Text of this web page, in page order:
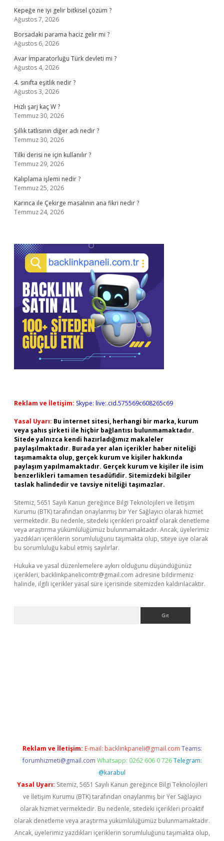
Kepeğe ne iyi gelir bitkisel çözüm ?
Ağustos 7, 2026
Borsadaki parama haciz gelir mi ?
Ağustos 6, 2026
Avar İmparatorluğu Türk devleti mi ?
Ağustos 4, 2026
4. sınıfta eşitlik nedir ?
Ağustos 3, 2026
Hızlı şarj kaç W ?
Temmuz 30, 2026
Şıllık tatlısının diğer adı nedir ?
Temmuz 30, 2026
Tilki derisi ne için kullanılır ?
Temmuz 29, 2026
Kalıplama işlemi nedir ?
Temmuz 25, 2026
Karınca ile Çekirge masalının ana fikri nedir ?
Temmuz 24, 2026
Reklam ve İletişim: Skype: live:.cid.575569c608265c69
Yasal Uyarı: Bu internet sitesi, herhangi bir marka, kurum
veya şahıs şirketi ile hiçbir bağlantısı bulunmamaktadır.
Sitede yalnızca kendi hazırladığımız makaleler
paylaşılmaktadır. Burada yer alan içerikler haber niteliği
taşımamakta olup, gerçek kurum ve kişiler hakkında
paylaşım yapılmamaktadır. Gerçek kurum ve kişiler ile isim
benzerlikleri tamamen tesadüfidir. Sitemizdeki bilgiler
taslak halindedir ve tavsiye niteliği taşımazlar.
Sitemiz, 5651 Sayılı Kanun gereğince Bilgi Teknolojileri ve İletişim
Kurumu (BTK) tarafından onaylanmış bir Yer Sağlayıcı olarak hizmet
vermektedir. Bu nedenle, sitedeki içerikleri proaktif olarak denetleme
veya araştırma yükümlülüğümüz bulunmamaktadır. Ancak, üyelerimiz
yazdıkları içeriklerin sorumluluğunu taşımakta olup, siteye üye olarak
bu sorumluluğu kabul etmiş sayılırlar.
Hukuka ve yasal düzenlemelere aykırı olduğunu düşündüğünüz
içerikleri, backlinkpanelicomtr@gmail.com adresine bildirmeniz
halinde, ilgili içerikler yasal süre içerisinde sitemizden kaldırılacaktır.
Reklam ve İletişim: E-mail: backlinkpaneli@gmail.com Teams:
forumhizmeti@gmail.com Whatsapp: 0262 606 0 726 Telegram:
@karabul
Yasal Uyarı: Sitemiz, 5651 Sayılı Kanun gereğince Bilgi Teknolojileri
ve İletişim Kurumu (BTK) tarafından onaylanmış bir Yer Sağlayıcı
olarak hizmet vermektedir. Bu nedenle, sitedeki içerikleri proaktif
olarak denetleme veya araştırma yükümlülüğümüz bulunmamaktadır.
Ancak, üyelerimiz yazdıkları içeriklerin sorumluluğunu taşımakta olup,